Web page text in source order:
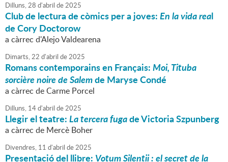
Dilluns,28 d'abril de2025
Club de lectura de còmics per a joves:En la vida real
de Cory Doctorow
a càrrec d'Alejo Valdearena
Dimarts,22 d'abril de2025
Romans contemporains en Français:Moi, Tituba
sorcière noire de Salemde Maryse Condé
a càrrec de Carme Porcel
Dilluns, 14d'abril de2025
Llegir el teatre:La tercera fugade Victoria Szpunberg
a càrrec de Mercè Boher
Divendres, 11 d'abril de2025
Presentació del llibre: Votum Silentii : el secret de la